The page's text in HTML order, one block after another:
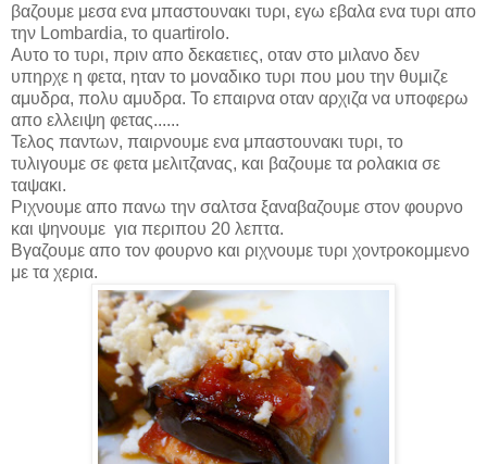
βαζουμε μεσα ενα μπαστουνακι τυρι, εγω εβαλα ενα τυρι απο
την Lombardia, το quartirolo.
Αυτο το τυρι, πριν απο δεκαετιες, οταν στο μιλανο δεν
υπηρχε η φετα, ηταν το μοναδικο τυρι που μου την θυμιζε
αμυδρα, πολυ αμυδρα. Το επαιρνα οταν αρχιζα να υποφερω
απο ελλειψη φετας......
Τελος παντων, παιρνουμε ενα μπαστουνακι τυρι, το
τυλιγουμε σε φετα μελιτζανας, και βαζουμε τα ρολακια σε
ταψακι.
Ριχνουμε απο πανω την σαλτσα ξαναβαζουμε στον φουρνο
και ψηνουμε για περιπου 20 λεπτα.
Bγαζουμε απο τον φουρνο και ριχνουμε τυρι χοντροκομμενο
με τα χερια.